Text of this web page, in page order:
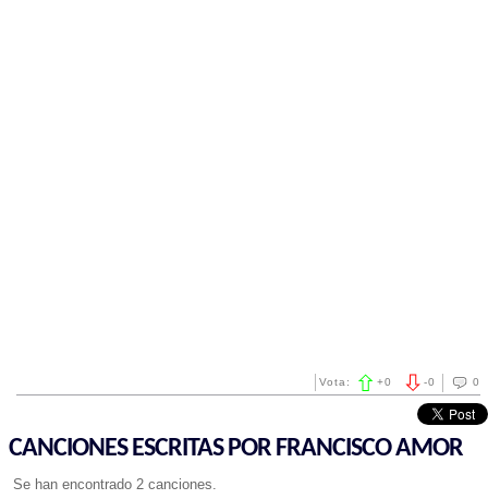
0
-0
Vota: +0
CANCIONES ESCRITAS POR FRANCISCO AMOR
Se han encontrado 2 canciones.